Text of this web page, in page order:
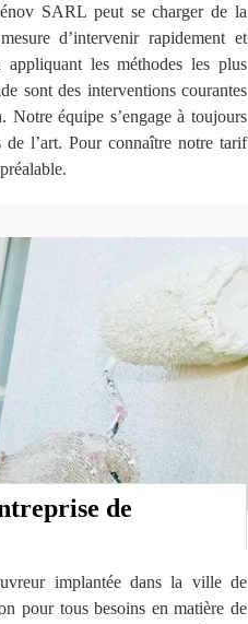
SARL peut se charger de la
d’intervenir rapidement et
les méthodes les plus
sont des interventions courantes
Notre équipe s’engage à toujours
de l’art. Pour connaître notre tarif
de
implantée dans la ville de
pour tous besoins en matière de